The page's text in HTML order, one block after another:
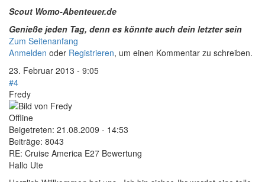
Scout Womo-Abenteuer.de
Genieße jeden Tag, denn es könnte auch dein letzter sein
Zum Seitenanfang
Anmelden oder Registrieren, um einen Kommentar zu schreiben.
23. Februar 2013 - 9:05
#4
Fredy
Offline
Beigetreten: 21.08.2009 - 14:53
Beiträge: 8043
RE: Cruise America E27 Bewertung
Hallo Ute